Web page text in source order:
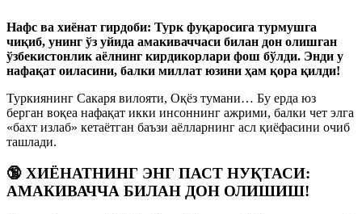
Нафс ва хиёнат гирдоби: Турк фуқаросига турмушга
чиқиб, унинг ўз уйида амакиваччаси билан дон олишган
ўзбекистонлик аёлнинг кирдикорлари фош бўлди. Энди у
нафақат оиласини, балки миллат юзини ҳам қора қилди!
Туркиянинг Сакаря вилояти, Оқёз тумани… Бу ерда юз
берган воқеа нафақат икки инсоннинг ажрими, балки чет элга
«бахт излаб» кетаётган баъзи аёлларнинг асл қиёфасини очиб
ташлади.
🔞 ХИЁНАТНИНГ ЭНГ ПАСТ НУҚТАСИ:
АМАКИВАЧЧА БИЛАН ДОН ОЛИШИШ!